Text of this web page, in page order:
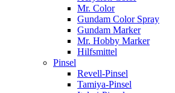
Mr. Color
Gundam Color Spray
Gundam Marker
Mr. Hobby Marker
Hilfsmittel
Pinsel
Revell-Pinsel
Tamiya-Pinsel